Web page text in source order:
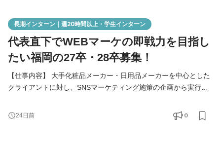
長期インターン｜週20時間以上・学生インターン
代表直下でWEBマーケの即戦力を目指し
たい福岡の27卒・28卒募集！
【仕事内容】 大手化粧品メーカー・日用品メーカーを中心とした
クライアントに対し、SNSマーケティング施策の企画から実行ま
同じプロジェクトに入り、企画・提案・進行管理をサポートして
24日前 0